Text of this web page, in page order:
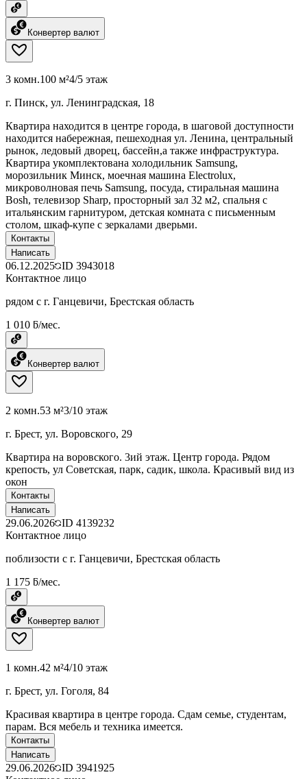
Конвертер валют
3 комн.100 м²4/5 этаж
г. Пинск, ул. Ленинградская, 18
Квартира находится в центре города, в шаговой доступности
находится набережная, пешеходная ул. Ленина, центральный
рынок, ледовый дворец, бассейн,а также инфраструктура.
Квартира укомплектована холодильник Samsung,
морозильник Минск, моечная машина Electrolux,
микроволновая печь Samsung, посуда, стиральная машина
Bosh, телевизор Sharp, просторный зал 32 м2, спальня с
итальянским гарнитуром, детская комната с письменным
столом, шкаф-купе с зеркалами дверьми.
Контакты
Написать
06.12.2025 ID 3943018
Контактное лицо
рядом с г. Ганцевичи, Брестская область
1 010 ƃ/мес.
Конвертер валют
2 комн.53 м²3/10 этаж
г. Брест, ул. Воровского, 29
Квартира на воровского. 3ий этаж. Центр города. Рядом
крепость, ул Советская, парк, садик, школа. Красивый вид из
окон
Контакты
Написать
29.06.2026 ID 4139232
Контактное лицо
поблизости с г. Ганцевичи, Брестская область
1 175 ƃ/мес.
Конвертер валют
1 комн.42 м²4/10 этаж
г. Брест, ул. Гоголя, 84
Красивая квартира в центре города. Сдам семье, студентам,
парам. Вся мебель и техника имеется.
Контакты
Написать
29.06.2026 ID 3941925